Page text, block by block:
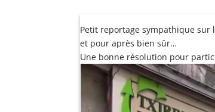
Petit reportage sympathique sur
et pour après bien sûr…
Une bonne résolution pour